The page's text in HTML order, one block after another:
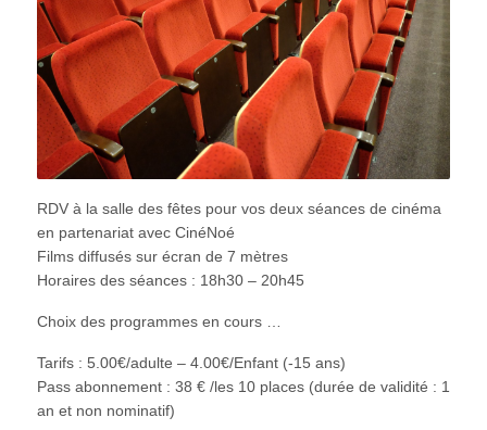
RDV à la salle des fêtes pour vos deux séances de cinéma
en partenariat avec CinéNoé
Films diffusés sur écran de 7 mètres
Horaires des séances : 18h30 – 20h45
Choix des programmes en cours …
Tarifs : 5.00€/adulte – 4.00€/Enfant (-15 ans)
Pass abonnement : 38 € /les 10 places (durée de validité : 1
an et non nominatif)